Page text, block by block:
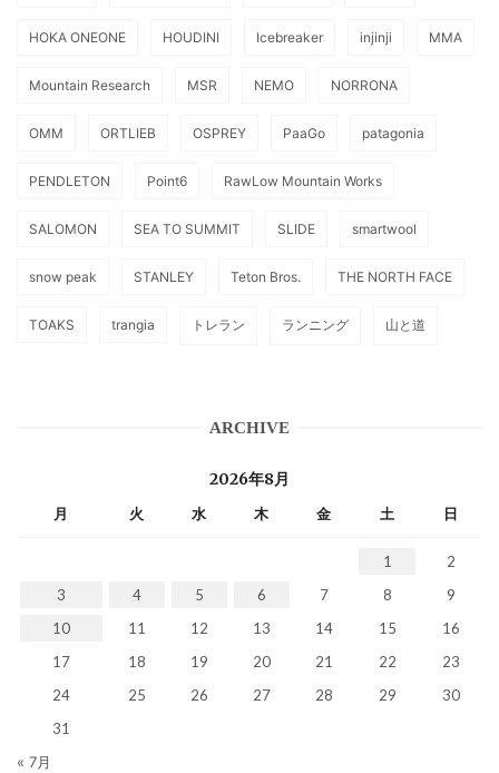
HOKA ONEONE HOUDINI Icebreaker injinji MMA
Mountain Research MSR NEMO NORRONA
OMM ORTLIEB OSPREY PaaGo patagonia
PENDLETON Point6 RawLow Mountain Works
SALOMON SEA TO SUMMIT SLIDE smartwool
snow peak STANLEY Teton Bros. THE NORTH FACE
TOAKS trangia トレラン ランニング 山と道
ARCHIVE
2026年8月
月 火 水 木 金 土 日
1
2
3
4 5 6 7 8
9
10
11 12 13 14 15
16
17
18 19 20 21 22
23
24
25 26 27 28 29
30
31
« 7月